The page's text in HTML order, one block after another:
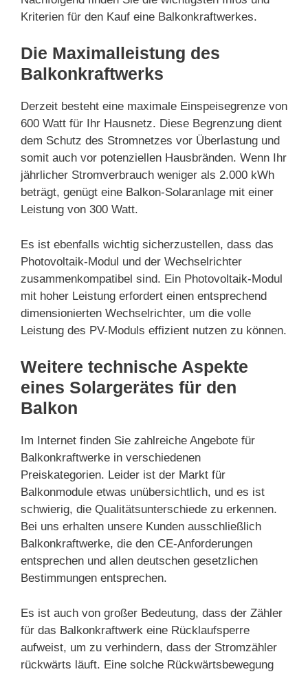
Kriterien für den Kauf eine Balkonkraftwerkes.
Die Maximalleistung des
Balkonkraftwerks
Derzeit besteht eine maximale Einspeisegrenze von
600 Watt für Ihr Hausnetz. Diese Begrenzung dient
dem Schutz des Stromnetzes vor Überlastung und
somit auch vor potenziellen Hausbränden. Wenn Ihr
jährlicher Stromverbrauch weniger als 2.000 kWh
beträgt, genügt eine Balkon-Solaranlage mit einer
Leistung von 300 Watt.
Es ist ebenfalls wichtig sicherzustellen, dass das
Photovoltaik-Modul und der Wechselrichter
zusammenkompatibel sind. Ein Photovoltaik-Modul
mit hoher Leistung erfordert einen entsprechend
dimensionierten Wechselrichter, um die volle
Leistung des PV-Moduls effizient nutzen zu können.
Weitere technische Aspekte
eines Solargerätes für den
Balkon
Im Internet finden Sie zahlreiche Angebote für
Balkonkraftwerke in verschiedenen
Preiskategorien. Leider ist der Markt für
Balkonmodule etwas unübersichtlich, und es ist
schwierig, die Qualitätsunterschiede zu erkennen.
Bei uns erhalten unsere Kunden ausschließlich
Balkonkraftwerke, die den CE-Anforderungen
entsprechen und allen deutschen gesetzlichen
Bestimmungen entsprechen.
Es ist auch von großer Bedeutung, dass der Zähler
für das Balkonkraftwerk eine Rücklaufsperre
aufweist, um zu verhindern, dass der Stromzähler
rückwärts läuft. Eine solche Rückwärtsbewegung